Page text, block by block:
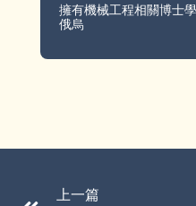
擁有機械工程相關博士
俄烏
上一篇